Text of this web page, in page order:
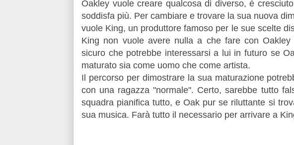
Oakley vuole creare qualcosa di diverso, è
soddisfa più. Per cambiare e trovare la sua nuova
vuole King, un produttore famoso per le sue scelte
King non vuole avere nulla a che fare con
sicuro che potrebbe interessarsi a lui in futuro se
maturato sia come uomo che come artista.
Il percorso per dimostrare la sua maturazione
con una ragazza "normale". Certo, sarebbe tutto
squadra pianifica tutto, e Oak pur se riluttante si
sua musica. Farà tutto il necessario per arrivare a